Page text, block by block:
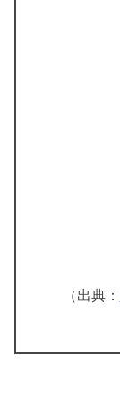
（出典：